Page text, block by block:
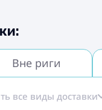
Вне риги
все виды доставки